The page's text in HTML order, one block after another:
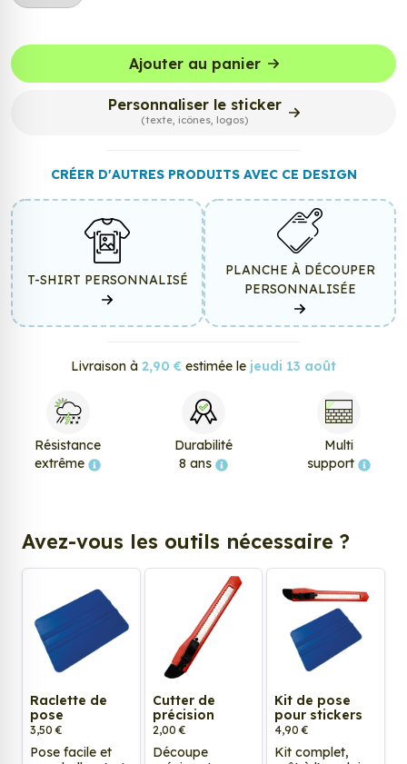
Ajouter au panier
Personnaliser le sticker
(texte, icônes, logos)
CRÉER D'AUTRES PRODUITS AVEC CE DESIGN
T-SHIRT PERSONNALISÉ
PLANCHE À DÉCOUPER
PERSONNALISÉE
Livraison à 2,90 € estimée le jeudi 13 août
Résistance
extrême
Durabilité
8 ans
Multi
support
Avez-vous les outils nécessaire ?
Raclette de
pose
3,50 €
Pose facile et
Cutter de
précision
2,00 €
Découpe
Kit de pose
pour stickers
4,90 €
Kit complet,